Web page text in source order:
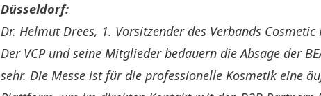
Düsseldorf:
Dr. Helmut Drees, 1. Vorsitzender des Verbands Cosmetic
Der VCP und seine Mitglieder bedauern die Absage der
sehr. Die Messe ist für die professionelle Kosmetik eine